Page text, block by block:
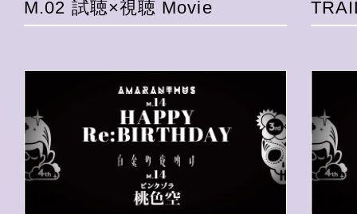
M.02 試聴×視聴 Movie